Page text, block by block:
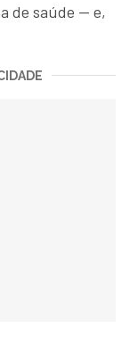
de saúde — e,